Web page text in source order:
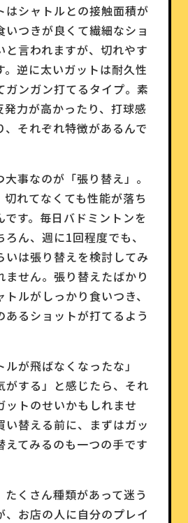
はシャトルとの接触面積が
いつきが良くて繊細なショ
と言われますが、切れやす
。逆に太いガットは耐久性
ガンガン打てるタイプ。素
力が高かったり、打球感
、それぞれ特徴があるんで
事なのが「張り替え」。
切れてなくても性能が落ち
です。毎日バドミントンを
ん、週に1回程度でも、
いは張り替えを検討してみ
ません。張り替えたばかり
ルがしっかり食いつき、
あるショットが打てるよう
が飛ばなくなったな」
がする」と感じたら、それ
ットのせいかもしれませ
い替える前に、まずはガッ
えてみるのも一つの手です
たくさん種類があって迷う
、お店の人に自分のプレイ